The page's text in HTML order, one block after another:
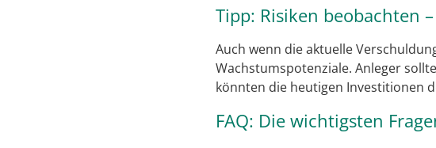
Tipp: Risiken beobachten
Auch wenn die aktuelle
Wachstumspotenziale. Anleger
könnten die heutigen Investitionen
FAQ: Die wichtigsten